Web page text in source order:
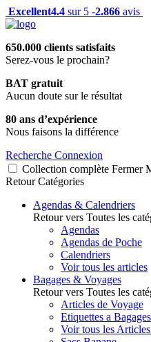
Excellent4.4 sur 5 -2.866 avis
650.000 clients satisfaits
Serez-vous le prochain?
BAT gratuit
Aucun doute sur le résultat
80 ans d’expérience
Nous faisons la différence
Recherche Connexion
Collection complète Fermer
Retour Catégories
Agendas & Calendriers
Retour vers Toutes les
Agendas
Agendas de Poche
Calendriers
Voir tous les articles
Bagages & Voyages
Retour vers Toutes les
Articles de Voyage
Etiquettes a Bagages
Voir tous les